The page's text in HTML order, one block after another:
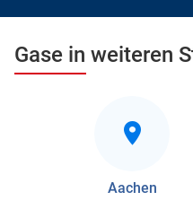
Gase in weiteren
Aachen